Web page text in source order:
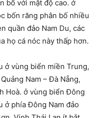
bố với mật độ cao. ở
bốn răng phân bố nhiều
quần đảo Nam Du, các
họ cá nóc này thấp hơn.
ở vùng biển miền Trung,
Nam – Đà Nẵng,
Hoà. ở vùng biển Đông
ở phía Đông Nam đảo